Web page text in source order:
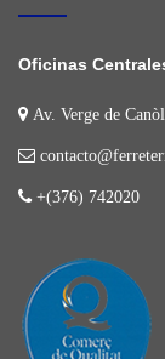
Oficinas
Av. Verge de
+(376) 742020